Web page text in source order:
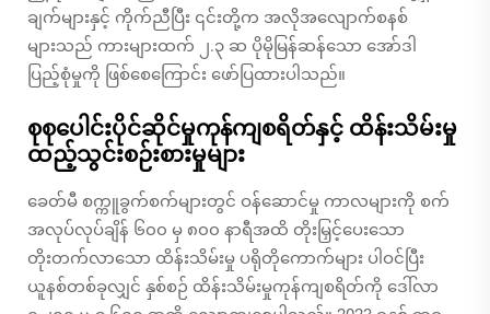
ချက်များနှင့် ကိုက်ညီပြီး ၎င်းတို့က အလိုအလျောက်စနစ်
များသည် ကားများထက် ၂.၃ ဆ ပိုမိုမြန်ဆန်သော အော်ဒါ
ပြည့်စုံမှုကို ဖြစ်စေကြောင်း ဖော်ပြထားပါသည်။
စုစုပေါင်းပိုင်ဆိုင်မှုကုန်ကျစရိတ်နှင့် ထိန်းသိမ်းမှု
ထည့်သွင်းစဉ်းစားမှုများ
ခေတ်မီ စက္ကူခွက်စက်များတွင် ဝန်ဆောင်မှု ကာလများကို စက်
အလုပ်လုပ်ချိန် ၆၀၀ မှ ၈၀၀ နာရီအထိ တိုးမြှင့်ပေးသော
တိုးတက်လာသော ထိန်းသိမ်းမှု ပရိုတိုကောက်များ ပါဝင်ပြီး
ယူနစ်တစ်ခုလျှင် နှစ်စဉ် ထိန်းသိမ်းမှုကုန်ကျစရိတ်ကို ဒေါ်လာ